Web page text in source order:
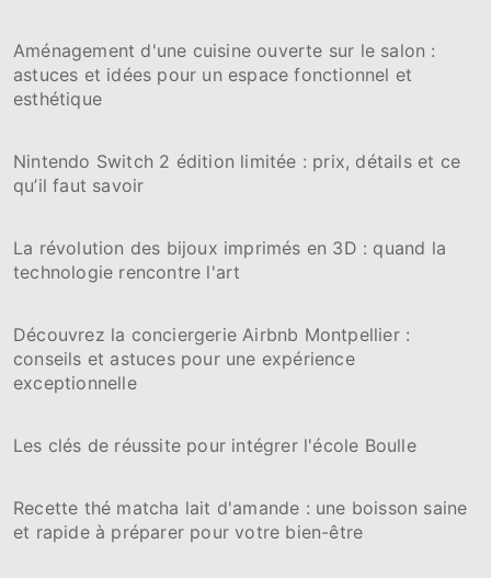
e
r
Aménagement d'une cuisine ouverte sur le salon :
astuces et idées pour un espace fonctionnel et
esthétique
Nintendo Switch 2 édition limitée : prix, détails et ce
qu’il faut savoir
La révolution des bijoux imprimés en 3D : quand la
technologie rencontre l'art
Découvrez la conciergerie Airbnb Montpellier :
conseils et astuces pour une expérience
exceptionnelle
Les clés de réussite pour intégrer l'école Boulle
Recette thé matcha lait d'amande : une boisson saine
et rapide à préparer pour votre bien-être